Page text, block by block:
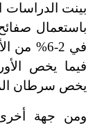
بينت الدراسات
باستعمال
يخص سرطان
ومن جهة أخرى